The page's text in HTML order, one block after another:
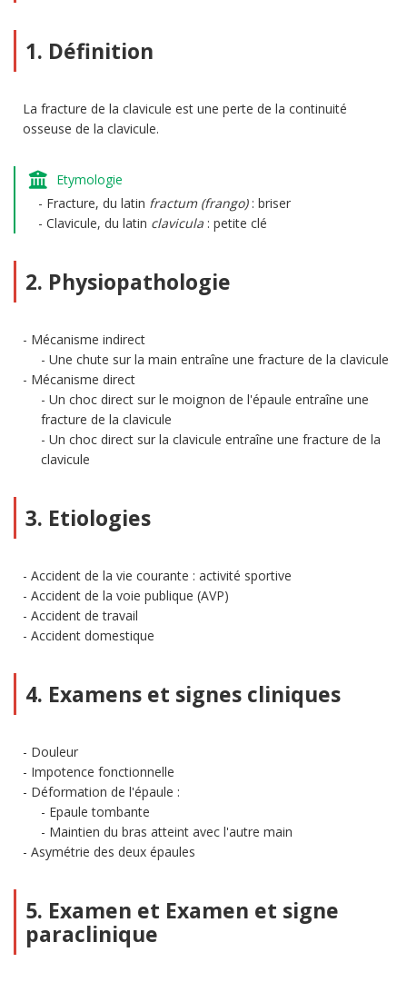
1. Définition
La fracture de la clavicule est une perte de la continuité
osseuse de la clavicule.
Etymologie
Fracture, du latin fractum (frango): briser
Clavicule, du latin clavicula : petite clé
2. Physiopathologie
Mécanisme indirect
Une chute sur la main entraîne une fracture de la clavicule
Mécanisme direct
Un choc direct sur le moignon de l'épaule entraîne une
fracture de la clavicule
Un choc direct sur la clavicule entraîne une fracture de la
clavicule
3. Etiologies
Accident de la vie courante : activité sportive
Accident de la voie publique (AVP)
Accident de travail
Accident domestique
4. Examens et signes cliniques
Douleur
Impotence fonctionnelle
Déformation de l'épaule :
Epaule tombante
Maintien du bras atteint avec l'autre main
Asymétrie des deux épaules
5. Examen et Examen et signe
paraclinique